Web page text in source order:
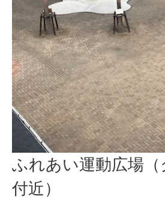
ふれあい運動広場
付近）